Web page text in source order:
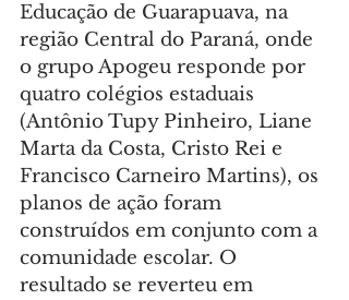
Educação de Guarapuava, na
região Central do Paraná, onde
o grupo Apogeu responde por
quatro colégios estaduais
(Antônio Tupy Pinheiro, Liane
Marta da Costa, Cristo Rei e
Francisco Carneiro Martins), os
planos de ação foram
construídos em conjunto com a
comunidade escolar. O
resultado se reverteu em